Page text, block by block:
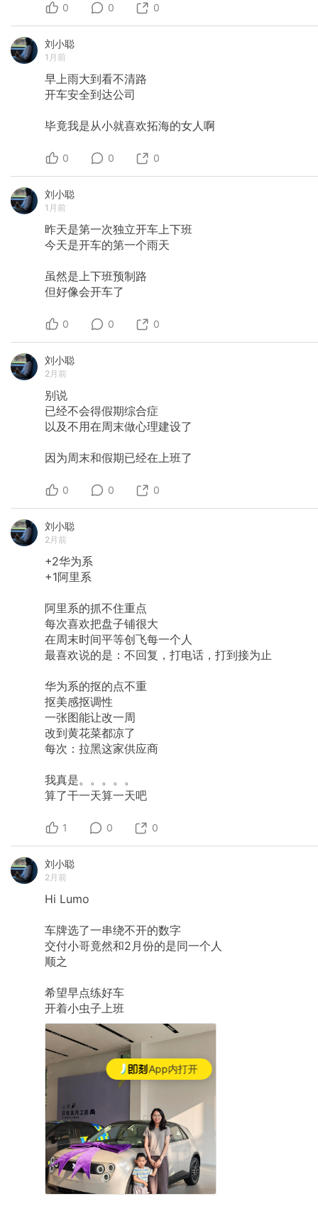
App内打开
0 0 0
刘小聪
1月前
早上雨大到看不清路
开车安全到达公司
毕竟我是从小就喜欢拓海的女人啊
0 0 0
刘小聪
1月前
昨天是第一次独立开车上下班
今天是开车的第一个雨天
虽然是上下班预制路
但好像会开车了
0 0 0
刘小聪
2月前
别说
已经不会得假期综合症
以及不用在周末做心理建设了
因为周末和假期已经在上班了
0 0 0
刘小聪
2月前
+2华为系
+1阿里系
阿里系的抓不住重点
每次喜欢把盘子铺很大
在周末时间平等创飞每一个人
最喜欢说的是：不回复，打电话，打到接为止
华为系的抠的点不重
抠美感抠调性
一张图能让改一周
改到黄花菜都凉了
每次：拉黑这家供应商
我真是。。。。。
算了干一天算一天吧
1 0 0
刘小聪
2月前
Hi Lumo
车牌选了一串绕不开的数字
交付小哥竟然和2月份的是同一个人
顺之
希望早点练好车
开着小虫子上班